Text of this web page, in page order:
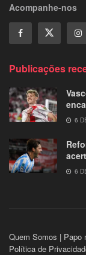
Acompanhe-nos
Publicações
6
6
Quem Somos | Papo
Política de